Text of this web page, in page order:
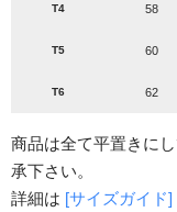
T4 58
T5 60
T6 62
商品は全て平置きに
承下さい。
詳細は [サイズガイド]